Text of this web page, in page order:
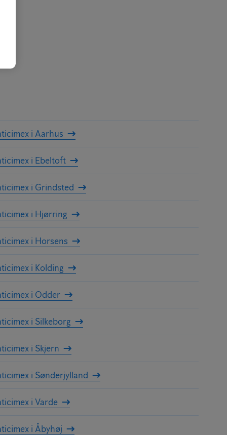
i Aarhus
i Ebeltoft
i Grindsted
i Hjørring
i Horsens
i Kolding
i Odder
i Silkeborg
i Skjern
i Sønderjylland
i Varde
i Åbyhøj